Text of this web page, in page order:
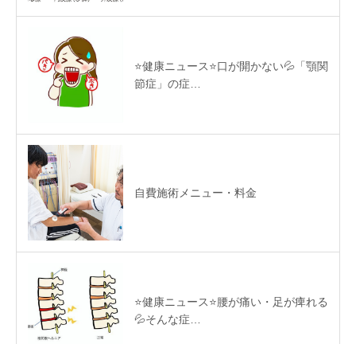
⭐️健康ニュース⭐️口が開かない💦「顎関
節症」の症…
自費施術メニュー・料金
⭐️健康ニュース⭐️腰が痛い・足が痺れる
💦そんな症…